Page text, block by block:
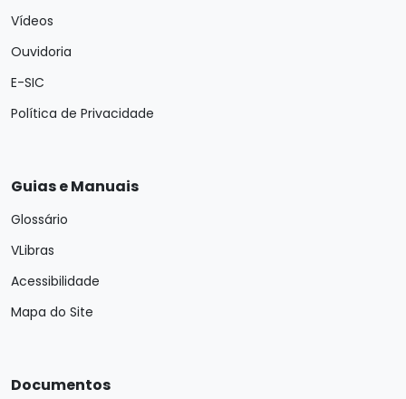
Vídeos
Ouvidoria
E-SIC
Política de Privacidade
Guias e Manuais
Glossário
VLibras
Acessibilidade
Mapa do Site
Documentos